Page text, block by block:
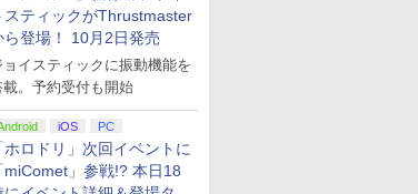
スティックがThrustmaster
ら登場！ 10月2日発売
ョイスティックに振動機能を
載。予約受付も開始
iOS PC
ホロドリ」次回イベントに
miComet」参戦!? 本日18